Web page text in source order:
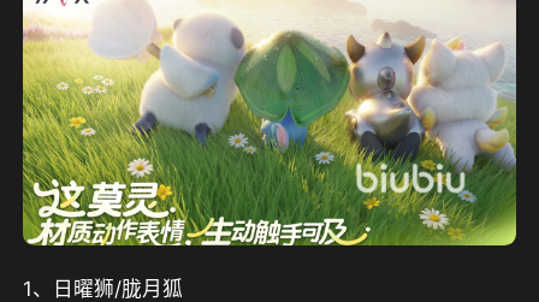
1、日曜狮/胧月狐